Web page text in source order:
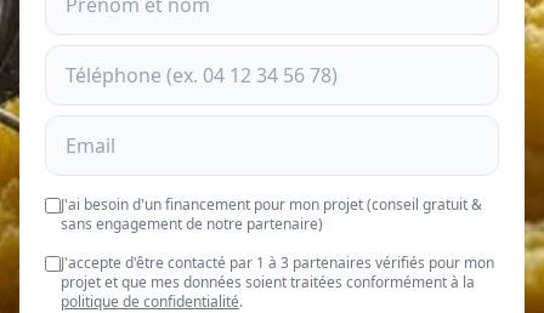
J'ai besoin d'un financement pour mon projet (conseil gratuit &
sans engagement de notre partenaire)
J'accepte d'être contacté par 1 à 3 partenaires vérifiés pour mon
projet et que mes données soient traitées conformément à la
politique de confidentialité.